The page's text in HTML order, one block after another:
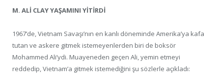
M. ALİ CLAY YAŞAMINI YİTİRDİ
1967’de, Vietnam Savaşı’nın en kanlı döneminde Amerika’ya kafa
tutan ve askere gitmek istemeyenlerden biri de boksör
Mohammed Ali’ydi. Muayeneden geçen Ali, yemin etmeyi
reddedip, Vietnam’a gitmek istemediğini şu sözlerle açıkladı: